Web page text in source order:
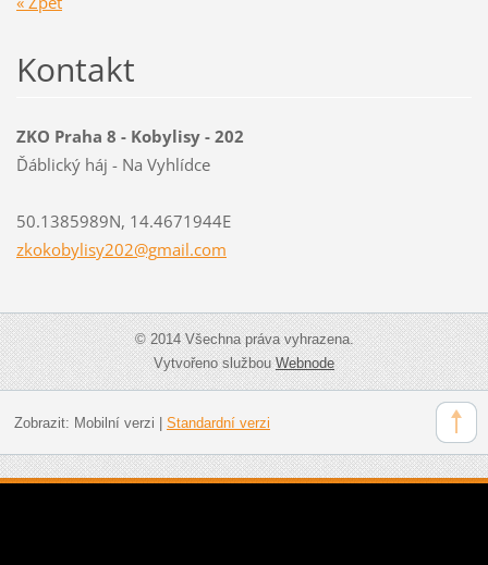
Kontakt
ZKO Praha 8 - Kobylisy - 202
Ďáblický háj - Na Vyhlídce
50.1385989N, 14.4671944E
zkokobylisy202@gmail.com
© 2014 Všechna práva vyhrazena.
Vytvořeno službouWebnode
Zobrazit: Mobilní verzi Standardní verzi